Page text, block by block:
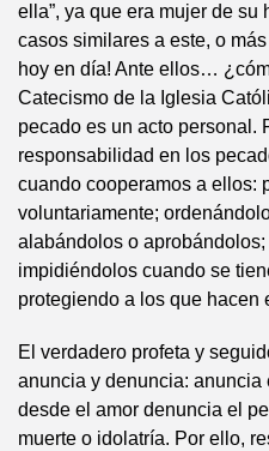
ella”, ya que era mujer de su
casos similares a este, o
hoy en día! Ante ellos…
Catecismo de la Iglesia
pecado es un acto personal.
responsabilidad en los
cuando cooperamos a ellos:
voluntariamente;
alabándolos o
impidiéndolos cuando se
protegiendo a los que hacen
El verdadero profeta y
anuncia y denuncia:
desde el amor denuncia el
muerte o idolatría. Por ello,